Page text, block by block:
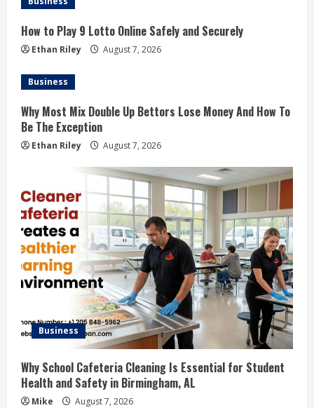
How to Play 9 Lotto Online Safely and Securely
Ethan Riley August 7, 2026
Business
Why Most Mix Double Up Bettors Lose Money And How To
Be The Exception
Ethan Riley August 7, 2026
Business
Why School Cafeteria Cleaning Is Essential for Student
Health and Safety in Birmingham, AL
Mike August 7, 2026